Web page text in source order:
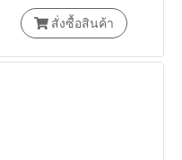
สั่งซื้อสินค้า